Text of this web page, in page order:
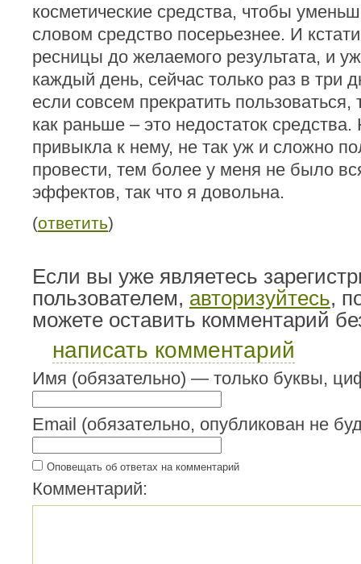
косметические средства, чтобы
словом средство посерьезнее. И
ресницы до желаемого результата, и
каждый день, сейчас только раз в три
если совсем прекратить пользоваться,
как раньше – это недостаток
привыкла к нему, не так уж и сложно
провести, тем более у меня не было
эффектов, так что я довольна.
(ответить)
Если вы уже являетесь
пользователем, авторизуйтесь,
можете оставить комментарий
написать комментарий
Имя (обязательно) — только буквы,
Email (обязательно, опубликован не
Оповещать об ответах на комментарий
Комментарий: